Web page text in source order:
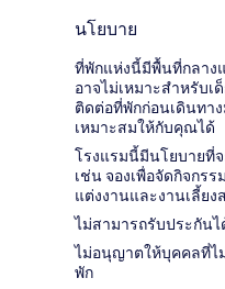
นโยบาย
ที่พักแห่งนี้มีพื้นที่กลางแ
อาจไม่เหมาะสำหรับ
ติดต่อที่พักก่อนเดินทา
เหมาะสมให้กับคุณได้
โรงแรมนี้มีนโยบายที่
เช่น จองเพื่อจัดกิจกร
แต่งงานและงานเลี้ยง
ไม่สามารถรับประกัน
ไม่อนุญาตให้บุคคลที่ไ
พัก